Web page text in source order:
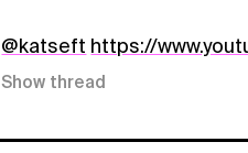
@katseft https://
Show thread